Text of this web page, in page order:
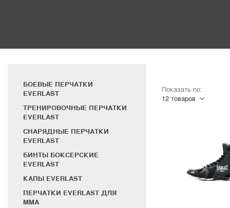
БОЕВЫЕ ПЕРЧАТКИ
EVERLAST
ТРЕНИРОВОЧНЫЕ ПЕРЧАТКИ
EVERLAST
СНАРЯДНЫЕ ПЕРЧАТКИ
EVERLAST
БИНТЫ БОКСЕРСКИЕ
EVERLAST
КАПЫ EVERLAST
ПЕРЧАТКИ EVERLAST ДЛЯ
MMA
Показать по: